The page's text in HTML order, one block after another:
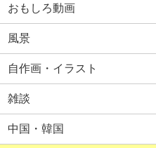
おもしろ動画
風景
自作画・イラスト
雑談
中国・韓国